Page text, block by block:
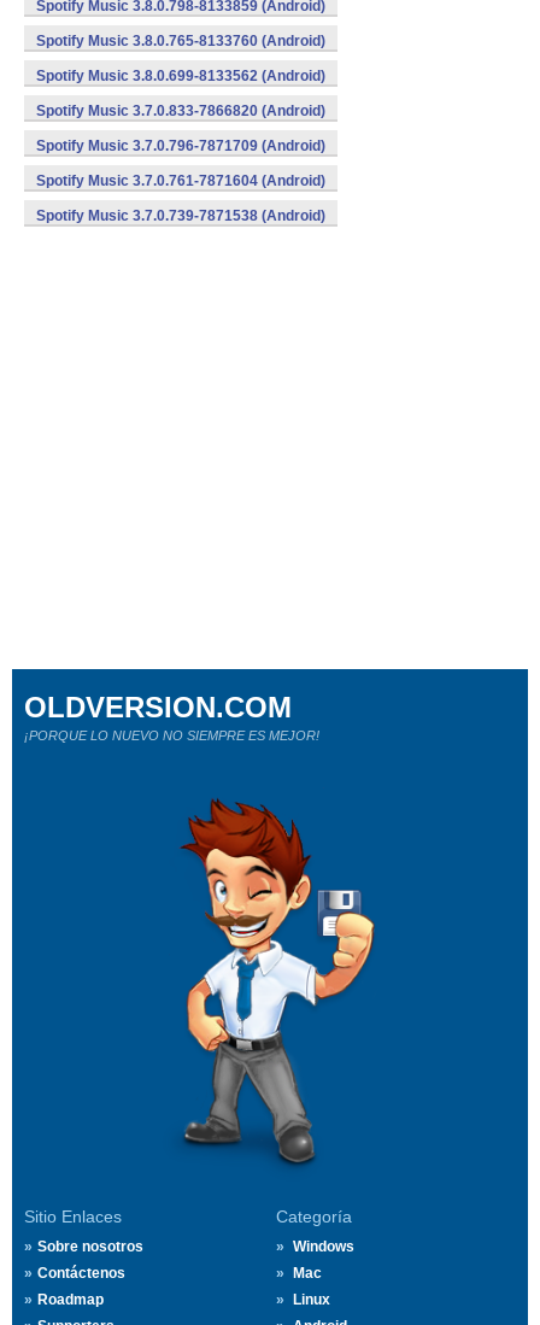
Spotify Music 3.8.0.798-8133859 (Android)
Spotify Music 3.8.0.765-8133760 (Android)
Spotify Music 3.8.0.699-8133562 (Android)
Spotify Music 3.7.0.833-7866820 (Android)
Spotify Music 3.7.0.796-7871709 (Android)
Spotify Music 3.7.0.761-7871604 (Android)
Spotify Music 3.7.0.739-7871538 (Android)
Sitio Enlaces
Sobre nosotros
Contáctenos
Roadmap
Categoría
Windows
Mac
Linux
OLDVERSION.COM
¡PORQUE LO NUEVO NO SIEMPRE ES MEJOR!